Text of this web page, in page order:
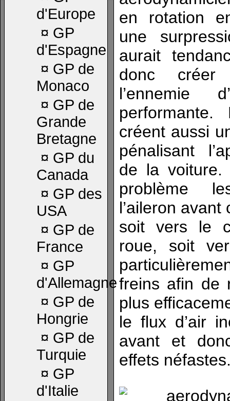
d'Europe
¤ GP
d'Espagne
¤ GP de
Monaco
¤ GP de
Grande
Bretagne
¤ GP du
Canada
¤ GP des
USA
¤ GP de
France
¤ GP
d'Allemagne
¤ GP de
Hongrie
¤ GP de
Turquie
¤ GP
d'Italie
en rotation
une
aurait
donc
l’ennemie
créent aussi
pénalisant
de la voiture.
problème
l’aileron avant
soit vers le
roue, soit
freins afin de
plus
le flux d’air
avant et
effets